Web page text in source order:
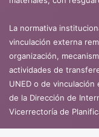
La normativa
vinculación externa
organización,
actividades de
UNED o de
de la Dirección de
Vicerrectoría de